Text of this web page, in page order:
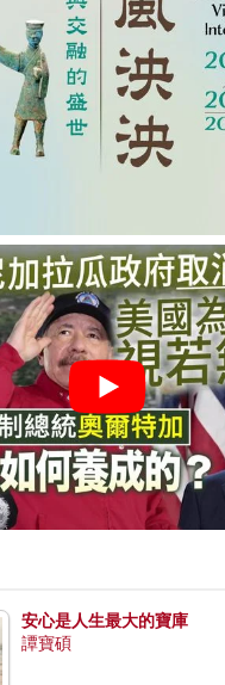
安心是人生最大的寶庫
譚寶碩